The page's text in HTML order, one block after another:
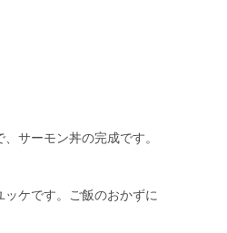
サーモン丼の完成です。
ケです。ご飯のおかずに